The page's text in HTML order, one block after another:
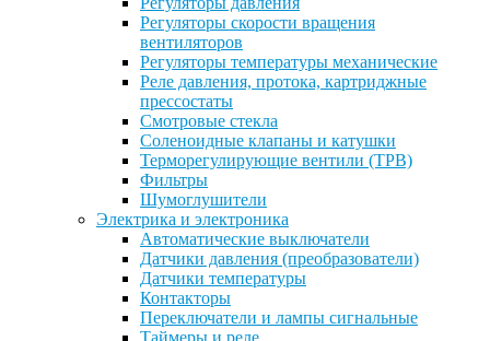
Регуляторы скорости вращения
вентиляторов
Регуляторы температуры механические
Реле давления, протока, картриджные
прессостаты
Смотровые стекла
Соленоидные клапаны и катушки
Терморегулирующие вентили (ТРВ)
Фильтры
Шумоглушители
Электрика и электроника
Автоматические выключатели
Датчики давления (преобразователи)
Датчики температуры
Контакторы
Переключатели и лампы сигнальные
Таймеры и реле